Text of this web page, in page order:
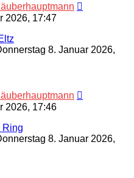
2026, 17:47
8. Januar 2026,
2026, 17:46
Ring
8. Januar 2026,